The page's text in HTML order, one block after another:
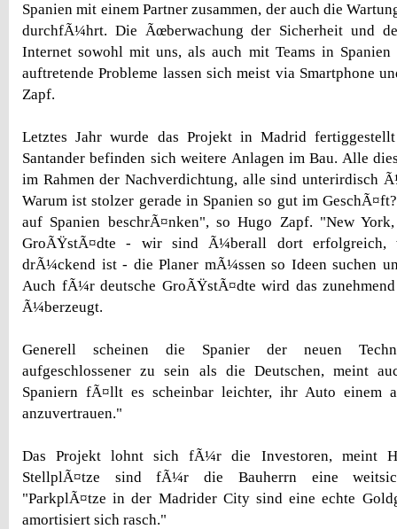
Spanien mit einem Partner zusammen, der auch die
durchfÃ¼hrt. Die Ãœberwachung der Sicherheit und
Internet sowohl mit uns, als auch mit Teams in Spanien
auftretende Probleme lassen sich meist via Smartphone
Zapf.
Letztes Jahr wurde das Projekt in Madrid
Santander befinden sich weitere Anlagen im Bau. Alle
im Rahmen der Nachverdichtung, alle sind unterirdisch
Warum ist stolzer gerade in Spanien so gut im
auf Spanien beschrÃ¤nken", so Hugo Zapf. "New
GroÃŸstÃ¤dte - wir sind Ã¼berall dort erfolgreich,
drÃ¼ckend ist - die Planer mÃ¼ssen so Ideen suchen
Auch fÃ¼r deutsche GroÃŸstÃ¤dte wird das
Ã¼berzeugt.
Generell scheinen die Spanier der neuen
aufgeschlossener zu sein als die Deutschen, meint
Spaniern fÃ¤llt es scheinbar leichter, ihr Auto einem
anzuvertrauen."
Das Projekt lohnt sich fÃ¼r die Investoren, meint
StellplÃ¤tze sind fÃ¼r die Bauherrn eine
"ParkplÃ¤tze in der Madrider City sind eine echte
amortisiert sich rasch."